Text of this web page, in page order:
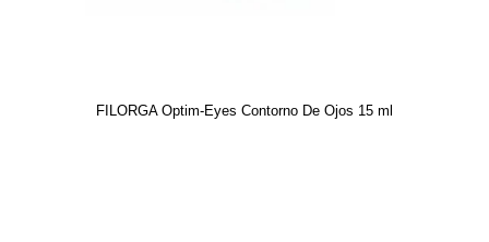
FILORGA Optim-Eyes Contorno De Ojos 15 ml